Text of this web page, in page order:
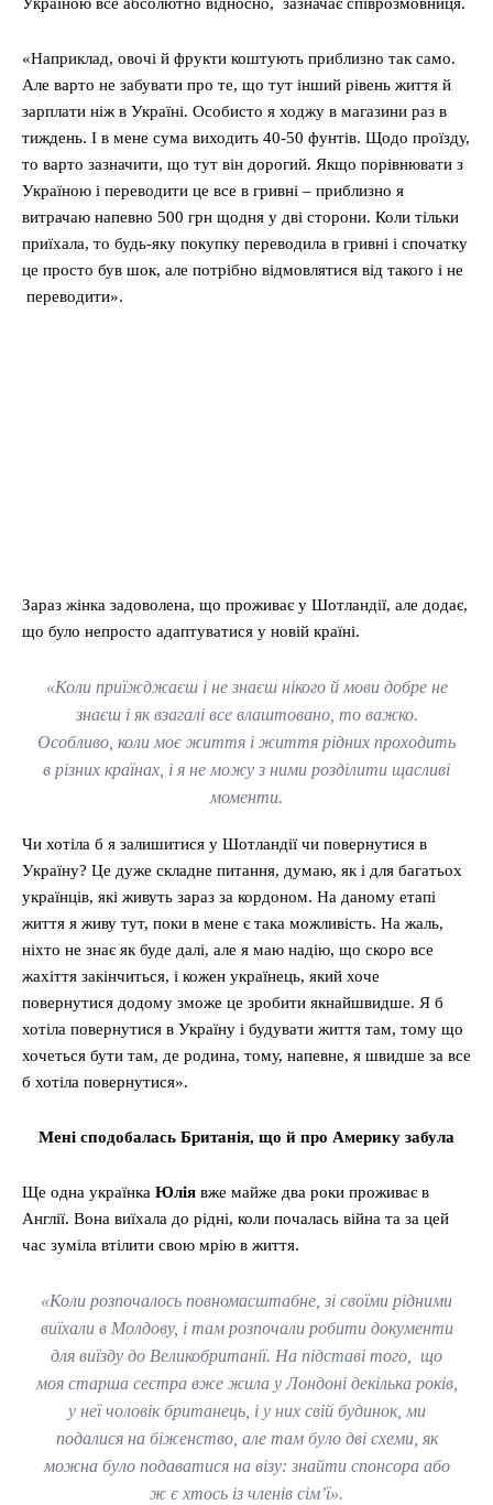
Україною все абсолютно відносно, зазначає співрозмовниця.
«Наприклад, овочі й фрукти коштують приблизно так само.
Але варто не забувати про те, що тут інший рівень життя й
зарплати ніж в Україні. Особисто я ходжу в магазини раз в
тиждень. І в мене сума виходить 40-50 фунтів. Щодо проїзду,
то варто зазначити, що тут він дорогий. Якщо порівнювати з
Україною і переводити це все в гривні – приблизно я
витрачаю напевно 500 грн щодня у дві сторони. Коли тільки
приїхала, то будь-яку покупку переводила в гривні і спочатку
це просто був шок, але потрібно відмовлятися від такого і не
переводити».
Зараз жінка задоволена, що проживає у Шотландії, але додає,
що було непросто адаптуватися у новій країні.
«Коли приїжджаєш і не знаєш нікого й мови добре не
знаєш і як взагалі все влаштовано, то важко.
Особливо, коли моє життя і життя рідних проходить
в різних країнах, і я не можу з ними розділити щасливі
моменти.
Чи хотіла б я залишитися у Шотландії чи повернутися в
Україну? Це дуже складне питання, думаю, як і для багатьох
українців, які живуть зараз за кордоном. На даному етапі
життя я живу тут, поки в мене є така можливість. На жаль,
ніхто не знає як буде далі, але я маю надію, що скоро все
жахіття закінчиться, і кожен українець, який хоче
повернутися додому зможе це зробити якнайшвидше. Я б
хотіла повернутися в Україну і будувати життя там, тому що
хочеться бути там, де родина, тому, напевне, я швидше за все
б хотіла повернутися».
Мені сподобалась Британія, що й про Америку забула
Ще одна українка Юлія вже майже два роки проживає в
Англії. Вона виїхала до рідні, коли почалась війна та за цей
час зуміла втілити свою мрію в життя.
«Коли розпочалось повномасштабне, зі своїми рідними
виїхали в Молдову, і там розпочали робити документи
для виїзду до Великобританії. На підставі того, що
моя старша сестра вже жила у Лондоні декілька років,
у неї чоловік британець, і у них свій будинок, ми
подалися на біженство, але там було дві схеми, як
можна було подаватися на візу: знайти спонсора або
ж є хтось із членів сім’ї».